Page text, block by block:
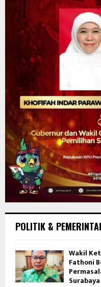
POLITIK &
Wakil
Fathoni